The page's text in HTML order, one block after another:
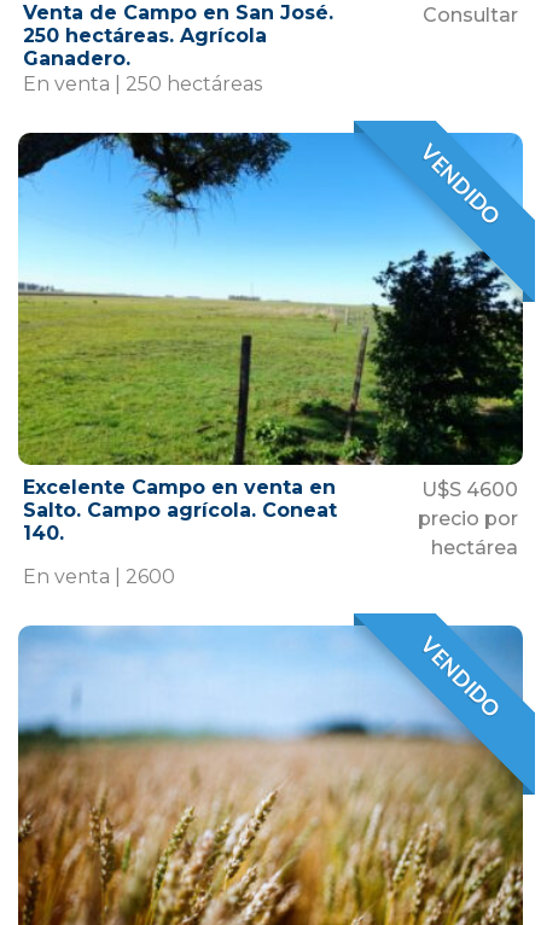
Venta de Campo en San José.
250 hectáreas. Agrícola
Ganadero.
Consultar
En venta | 250 hectáreas
VENDIDO
VENDIDO
Excelente Campo en venta en
Salto. Campo agrícola. Coneat
140.
U$S 4600
precio por
hectárea
En venta | 2600
VENDIDO
VENDIDO